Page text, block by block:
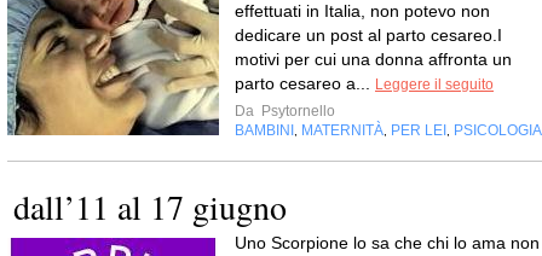
effettuati in Italia, non potevo non
dedicare un post al parto cesareo.I
motivi per cui una donna affronta un
parto cesareo a...
Leggere il seguito
Da Psytornello
BAMBINI
MATERNITÀ PER LEI PSICOLOGIA
dall’11 al 17 giugno
Uno Scorpione lo sa che chi lo ama non